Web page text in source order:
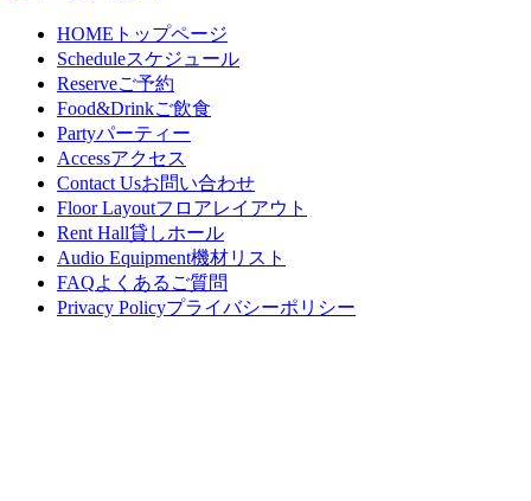
HOME トップページ
Scheduleスケジュール
Reserveご予約
Food&Drinkご飲食
Partyパーティー
Accessアクセス
Contact Usお問い合わせ
Floor Layoutフロアレイアウト
Rent Hall貸しホール
Audio Equipment機材リスト
FAQよくあるご質問
Privacy Policyプライバシーポリシー